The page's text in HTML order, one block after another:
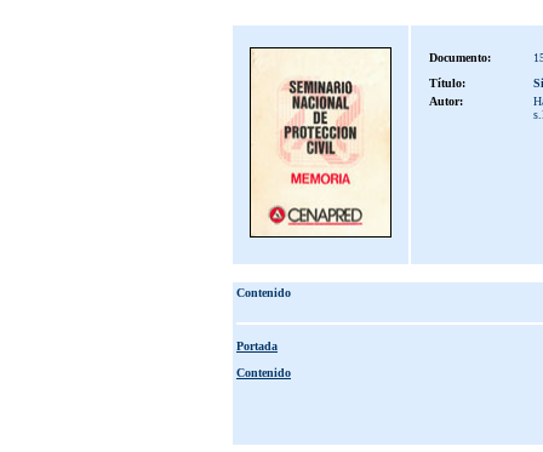
Documento:
Título:
Autor:
Contenido
Portada
Contenido